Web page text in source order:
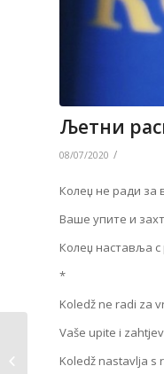
Љетни
08/07/2020 /
Колеџ не ради за
Ваше упите и
Колеџ наставља с
*
Koledž ne radi za
Vaše upite i
Koledž nastavlja s
Јунски рок / Junski rok